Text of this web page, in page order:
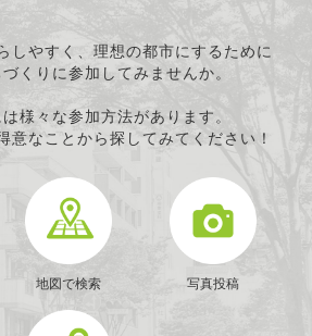
しやすく、理想の都市にするために
くりに参加してみませんか。
様々な参加方法があります。
意なことから探してみてください！
地図で検索 写真投稿